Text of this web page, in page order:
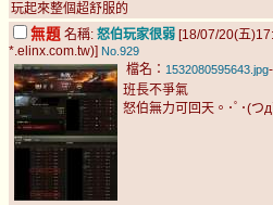
玩起來整個超舒服的
無題 名稱: 怒伯玩家很弱 [18/07/20(五
*.elinx.com.tw)] No.929
檔名： 1532080595643.jpg
班長不爭氣
怒伯無力可回天。･ﾟ･(つ